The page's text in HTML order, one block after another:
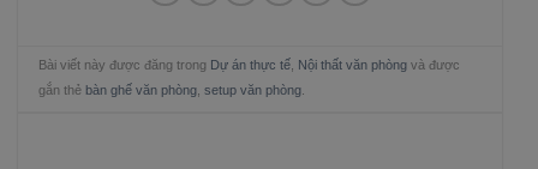
Bài viết này được đăng trong Dự án thực tế, Nội thất văn phòngvà được
gắn thẻ bàn ghế văn phòng, setup văn phòng.